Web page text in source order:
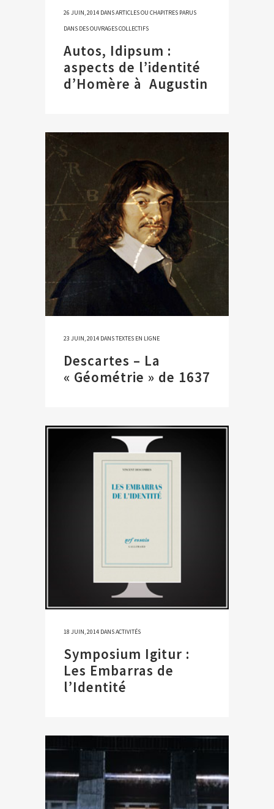
26 JUIN, 2014 DANSARTICLES OU CHAPITRES PARUS
DANS DES OUVRAGES COLLECTIFS
Autos, Idipsum :
aspects de l’identité
d’Homère à Augustin
23 JUIN, 2014 DANSTEXTES EN LIGNE
Descartes – La
« Géométrie » de 1637
18 JUIN, 2014 DANSACTIVITÉS
Symposium Igitur :
Les Embarras de
l’Identité